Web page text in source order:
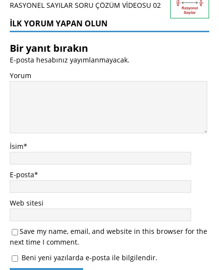
RASYONEL SAYILAR SORU ÇÖZÜM VİDEOSU 02
İLK YORUM YAPAN OLUN
Bir yanıt bırakın
E-posta hesabınız yayımlanmayacak.
Yorum
İsim*
E-posta*
Web sitesi
Save my name, email, and website in this browser for the
next time I comment.
Beni yeni yazılarda e-posta ile bilgilendir.